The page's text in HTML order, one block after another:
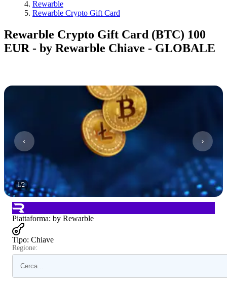
Rewarble
Rewarble Crypto Gift Card
Rewarble Crypto Gift Card (BTC) 100
EUR - by Rewarble Chiave - GLOBALE
1/2
Piattaforma: by Rewarble
Tipo: Chiave
Regione: